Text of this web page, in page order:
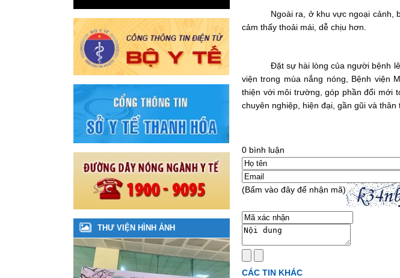
Ngoài ra, ở khu vực ngoại cảnh,
cảm thấy thoải mái, dễ chịu hơn.
Đặt sự hài lòng của người bệnh
viện trong mùa nắng nóng, Bệnh viện
thiện với môi trường, góp phần đổi mới
chuyên nghiệp, hiện đại, gần gũi và thân
0 bình luận
(Bấm vào đây để nhận mã)
CÁC TIN KHÁC
THƯ VIỆN HÌNH ẢNH